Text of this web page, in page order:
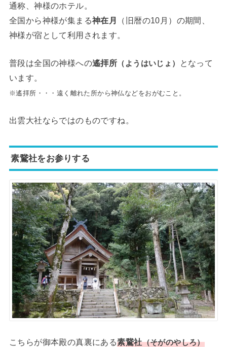
通称、神様のホテル。
全国から神様が集まる神在月
（旧暦の10月）の期間、
神様が宿として利用されます。
普段は全国の神様への遙拝所 （ようはいじょ）
となって
います。
※遙拝所・・・遠く離れた所から神仏などをおがむこと。
出雲大社ならではのものですね。
素鵞社をお参りする
こちらが御本殿の真裏にある素鵞社（そがのやしろ）